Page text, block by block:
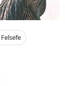
Felsefe